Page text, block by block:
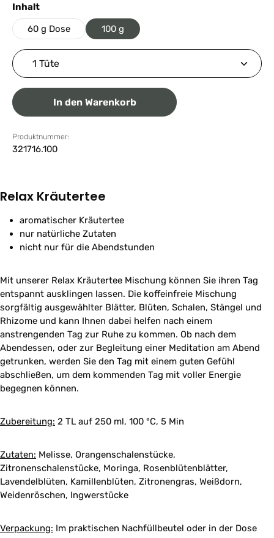
Inhaltauswählen
60 g Dose 100 g
Produkt Anzahl: Gib den gewünschten Wert ein
In den Warenkorb
Produktnummer:
321716.100
Relax Kräutertee
aromatischer Kräutertee
nur natürliche Zutaten
nicht nur für die Abendstunden
Mit unserer Relax Kräutertee Mischung können Sie ihren Tag
entspannt ausklingen lassen. Die koffeinfreie Mischung
sorgfältig ausgewählter Blätter, Blüten, Schalen, Stängel und
Rhizome und kann Ihnen dabei helfen nach einem
anstrengenden Tag zur Ruhe zu kommen. Ob nach dem
Abendessen, oder zur Begleitung einer Meditation am Abend
getrunken, werden Sie den Tag mit einem guten Gefühl
abschließen, um dem kommenden Tag mit voller Energie
begegnen können.
Zubereitung: 2 TL auf 250 ml, 100 °C, 5 Min
Zutaten: Melisse, Orangenschalenstücke,
Zitronenschalenstücke, Moringa, Rosenblütenblätter,
Lavendelblüten, Kamillenblüten, Zitronengras, Weißdorn,
Weidenröschen, Ingwerstücke
Verpackung: Im praktischen Nachfüllbeutel oder in der Dose